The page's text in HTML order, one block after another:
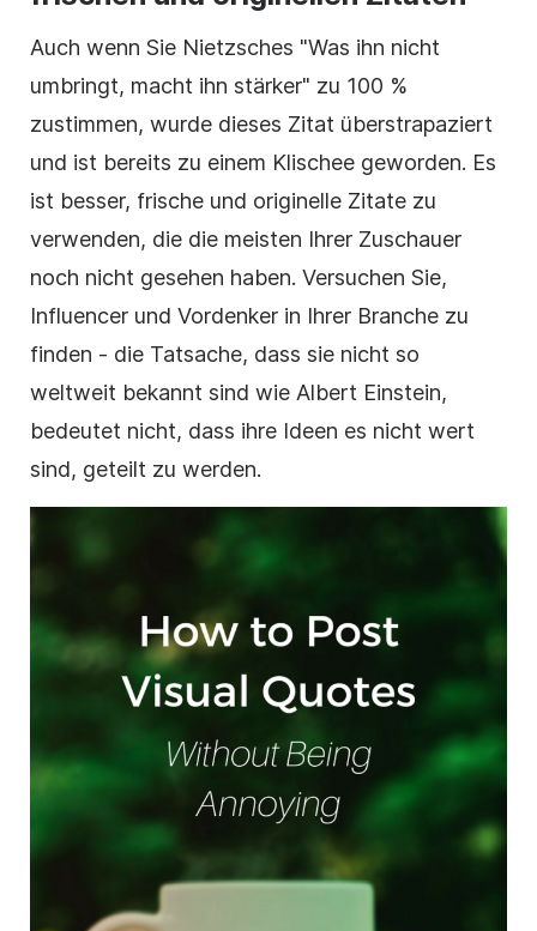
Auch wenn Sie Nietzsches "Was ihn nicht
umbringt, macht ihn stärker" zu 100 %
zustimmen, wurde dieses Zitat überstrapaziert
und ist bereits zu einem Klischee geworden. Es
ist besser, frische und originelle Zitate zu
verwenden, die die meisten Ihrer Zuschauer
noch nicht gesehen haben. Versuchen Sie,
Influencer und Vordenker in Ihrer Branche zu
finden - die Tatsache, dass sie nicht so
weltweit bekannt sind wie Albert Einstein,
bedeutet nicht, dass ihre Ideen es nicht wert
sind, geteilt zu werden.